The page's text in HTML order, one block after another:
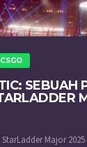
SEBUAH
Major